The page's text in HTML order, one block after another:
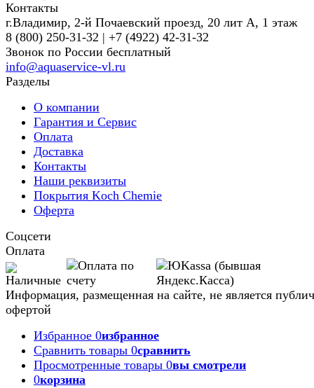
Контакты
г.Владимир, 2-й Почаевский проезд, 20 лит А, 1 этаж
8 (800) 250-31-32 | +7 (4922) 42-31-32
Звонок по России бесплатный
info@aquaservice-vl.ru
Разделы
О компании
Гарантия и Сервис
Оплата
Доставка
Контакты
Наши реквизиты
Покрытия Koch Chemie
Оферта
Соцсети
Оплата
Информация, размещенная на сайте, не является
офертой
Избранное 0избранное
Сравнить товары 0сравнить
Просмотренные товары 0вы смотрели
0корзина